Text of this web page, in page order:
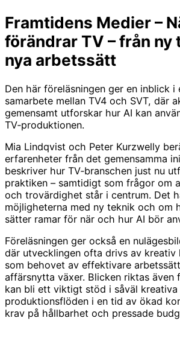
Framtidens Medier –
förändrar TV – från ny
nya arbetssätt
Den här föreläsningen ger en inblick i
samarbete mellan TV4 och SVT, där
gemensamt utforskar hur AI kan
TV‑produktionen.
Mia Lindqvist och Peter Kurzwelly
erfarenheter från det gemensamma
beskriver hur TV‑branschen just nu
praktiken – samtidigt som frågor om
och trovärdighet står i centrum. Det
möjligheterna med ny teknik och om
sätter ramar för när och hur AI bör
Föreläsningen ger också en
där utvecklingen ofta drivs av kreativ
som behovet av effektivare
affärsnytta växer. Blicken riktas även
kan bli ett viktigt stöd i såväl kreativa
produktionsflöden i en tid av ökad
krav på hållbarhet och pressade